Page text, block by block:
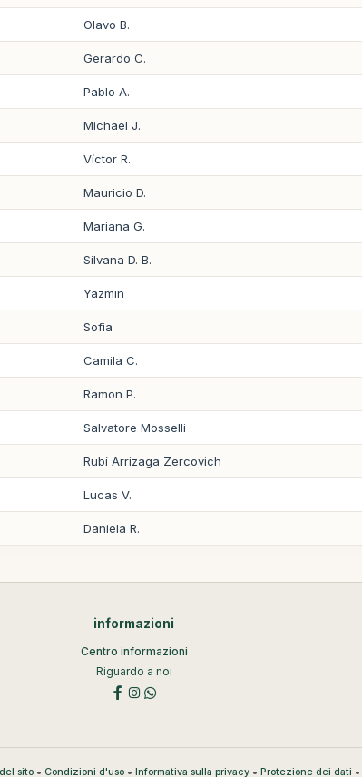
Olavo B.
Gerardo C.
Pablo A.
Michael J.
Víctor R.
Mauricio D.
Mariana G.
Silvana D. B.
Yazmin
Sofia
Camila C.
Ramon P.
Salvatore Mosselli
Rubí Arrizaga Zercovich
Lucas V.
Daniela R.
informazioni
Centro informazioni
Riguardo a noi
sito• Condizioni d'uso• Informativa sulla privacy• Protezione dei dati •